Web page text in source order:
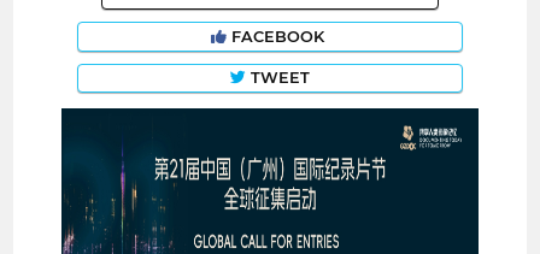
FACEBOOK
TWEET